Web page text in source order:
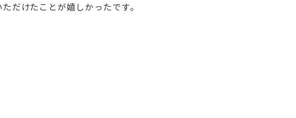
だけたことが嬉しかったです。